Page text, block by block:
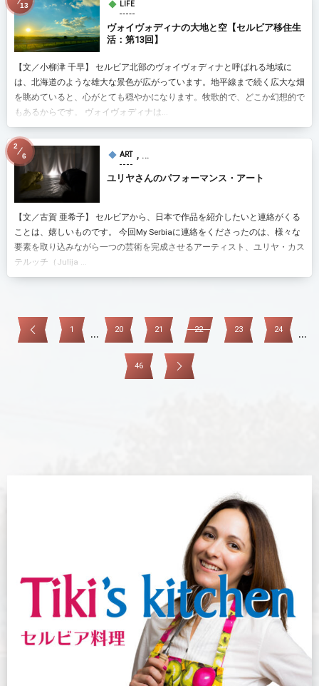
LIFE
ヴォイヴォディナの大地と空【セルビア移住生
活：第13回】
【文／小柳津 千早】 セルビア北部のヴォイヴォディナと呼ばれる地域に
は、北海道のような雄大な景色が広がっています。地平線まで続く広大な畑
を眺めていると、心がとても穏やかになります。牧歌的で、どこか幻想的で
もあるからです。 ヴォイヴォディナは...
13
ART , …
ユリヤさんのパフォーマンス・アート
【文／古賀 亜希子】 セルビアから、日本で作品を紹介したいと連絡がくる
ことは、嬉しいものです。 今回My Serbiaに連絡をくださったのは、様々な
要素を取り込みながら一つの芸術を完成させるアーティスト、ユリヤ・カス
テルッチ（Julija ...
2
6
1 ... 20 21 22 23 24 ...
46